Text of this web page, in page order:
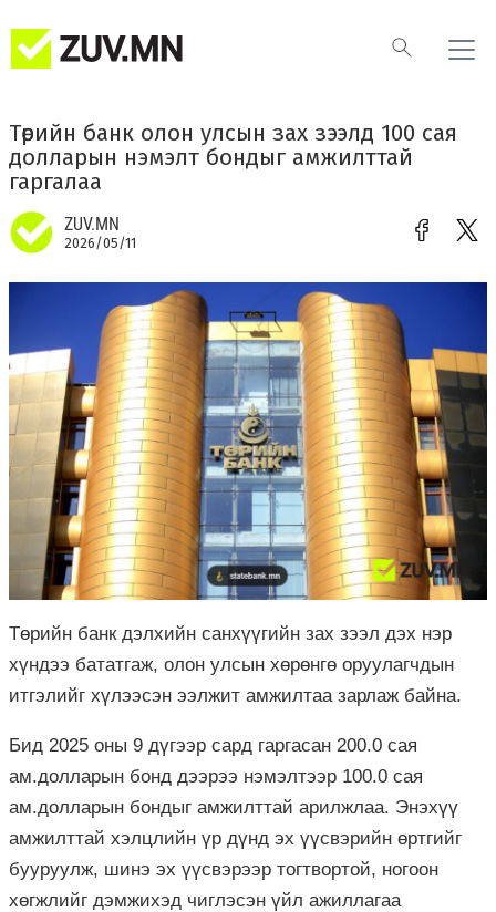
Төрийн банк олон улсын зах зээлд 100 сая
долларын нэмэлт бондыг амжилттай
гаргалаа
ZUV.MN
2026/05/11
Төрийн банк дэлхийн санхүүгийн зах зээл дэх нэр
хүндээ бататгаж, олон улсын хөрөнгө оруулагчдын
итгэлийг хүлээсэн ээлжит амжилтаа зарлаж байна.
Бид 2025 оны 9 дүгээр сард гаргасан 200.0 сая
ам.долларын бонд дээрээ нэмэлтээр 100.0 сая
ам.долларын бондыг амжилттай арилжлаа. Энэхүү
амжилттай хэлцлийн үр дүнд эх үүсвэрийн өртгийг
бууруулж, шинэ эх үүсвэрээр тогтвортой, ногоон
хөгжлийг дэмжихэд чиглэсэн үйл ажиллагаа